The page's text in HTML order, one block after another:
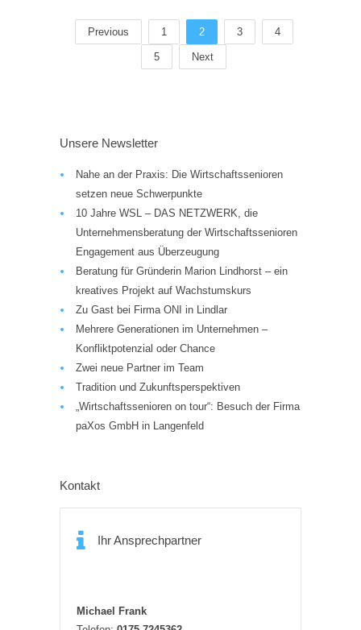
Previous 1 2 3 4
5 Next
Unsere Newsletter
Nahe an der Praxis: Die Wirtschaftssenioren
setzen neue Schwerpunkte
10 Jahre WSL – DAS NETZWERK, die
Unternehmensberatung der Wirtschaftssenioren
Engagement aus Überzeugung
Beratung für Gründerin Marion Lindhorst – ein
kreatives Projekt auf Wachstumskurs
Zu Gast bei Firma ONI in Lindlar
Mehrere Generationen im Unternehmen –
Konfliktpotenzial oder Chance
Zwei neue Partner im Team
Tradition und Zukunftsperspektiven
„Wirtschaftssenioren on tour“: Besuch der Firma
paXos GmbH in Langenfeld
Kontakt
Ihr Ansprechpartner
Michael Frank